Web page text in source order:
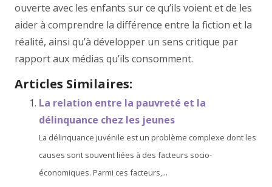
ouverte avec les enfants sur ce qu’ils voient et de les
aider à comprendre la différence entre la fiction et la
réalité, ainsi qu’à développer un sens critique par
rapport aux médias qu’ils consomment.
Articles Similaires:
La relation entre la pauvreté et la
délinquance chez les jeunes
La délinquance juvénile est un problème complexe dont les
causes sont souvent liées à des facteurs socio-
économiques. Parmi ces facteurs,...